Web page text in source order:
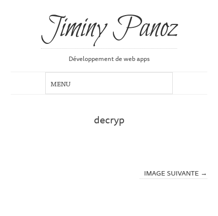
Jiminy Panoz
Développement de web apps
decryp
IMAGE SUIVANTE →